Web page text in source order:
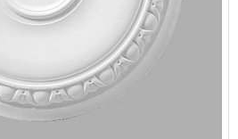
6931,00 ₽/шт
Купить
Decomaster DM 0623